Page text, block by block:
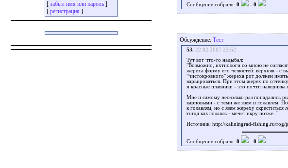
[ забыл имя или пароль ]
[ регистрация ]
Сообщение собрало: 0 - 0
Обсуждение: Тест
53. 22.02.2007 22:52
Тут вот что-то надыбал:
"Возможно, ихтиологи со мною не
жереха форму его челюстей: верхняя - с
"чистокровного" жереха рот должен
варьироваться. При этом жерех по
и красные плавники - это почти
Мне и самому несколько раз попадались
карповыми - с теми же язем и голавлем.
к голавлям, но с язем жереху
тогда как голавль - мечет икру позже. "
Источник: http://kaliningrad-fishing.ru/rog/
Сообщение собрало: 0 - 0